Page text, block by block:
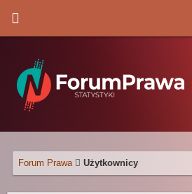
Forum Prawa Użytkownicy